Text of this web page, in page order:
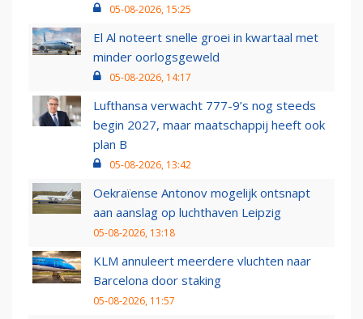
05-08-2026, 15:25
El Al noteert snelle groei in kwartaal met
minder oorlogsgeweld
05-08-2026, 14:17
Lufthansa verwacht 777-9’s nog steeds
begin 2027, maar maatschappij heeft ook
plan B
05-08-2026, 13:42
Oekraïense Antonov mogelijk ontsnapt
aan aanslag op luchthaven Leipzig
05-08-2026, 13:18
KLM annuleert meerdere vluchten naar
Barcelona door staking
05-08-2026, 11:57